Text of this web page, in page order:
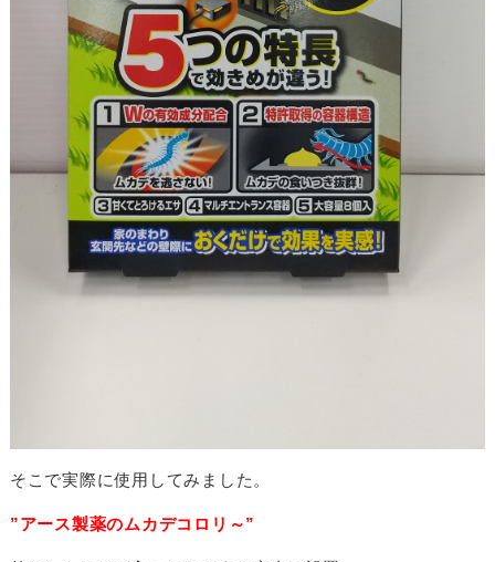
そこで実際に使用してみました。
”アース製薬のムカデコロリ～”